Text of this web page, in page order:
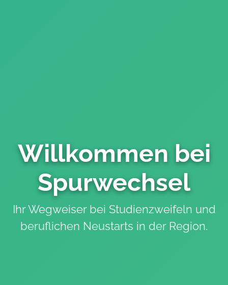
Willkommen bei
Spurwechsel
Ihr Wegweiser bei Studienzweifeln und
beruflichen Neustarts in der Region.